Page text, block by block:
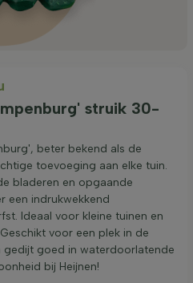
struik 30-
beter bekend als de
toevoeging aan elke tuin.
bladeren en opgaande
een indrukwekkend
Ideaal voor kleine tuinen en
voor een plek in de
gedijt goed in waterdoorlatende
bij Heijnen!